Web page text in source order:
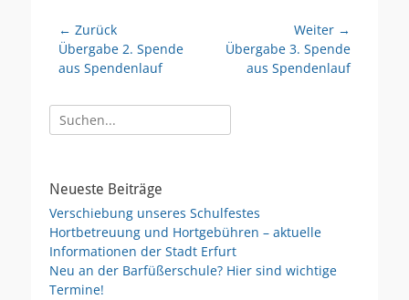
Beitragsnavigation
← Zurück
Vorheriger
Beitrag:
Übergabe 2. Spende
aus Spendenlauf
Weiter →
Nächster
Beitrag:
Übergabe 3. Spende
aus Spendenlauf
Suche
nach:
Neueste Beiträge
Verschiebung unseres Schulfestes
Hortbetreuung und Hortgebühren – aktuelle
Informationen der Stadt Erfurt
Neu an der Barfüßerschule? Hier sind wichtige
Termine!